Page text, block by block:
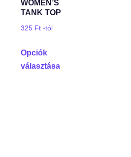
WOMEN’S
TANK TOP
325 Ft -tól
Opciók
választása